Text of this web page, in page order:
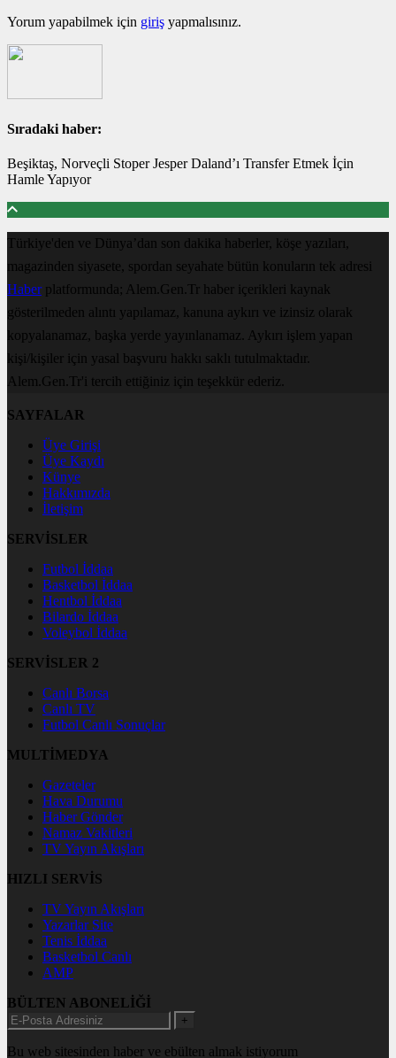
Yorum yapabilmek için giriş yapmalısınız.
Sıradaki haber:
Beşiktaş, Norveçli Stoper Jesper Daland’ı Transfer Etmek İçin
Hamle Yapıyor
Türkiye'den ve Dünya’dan son dakika haberler, köşe yazıları,
magazinden siyasete, spordan seyahate bütün konuların tek adresi
Haberplatformunda; Alem.Gen.Tr haber içerikleri kaynak
gösterilmeden alıntı yapılamaz, kanuna aykırı ve izinsiz olarak
kopyalanamaz, başka yerde yayınlanamaz. Aykırı işlem yapan
kişi/kişiler için yasal başvuru hakkı saklı tutulmaktadır.
Alem.Gen.Tr'i tercih ettiğiniz için teşekkür ederiz.
SAYFALAR
Üye Girişi
Üye Kaydı
Künye
Hakkımızda
İletişim
SERVİSLER
Futbol İddaa
Basketbol İddaa
Hentbol İddaa
Bilardo İddaa
Voleybol İddaa
SERVİSLER 2
Canlı Borsa
Canlı TV
Futbol Canlı Sonuçlar
MULTİMEDYA
Gazeteler
Hava Durumu
Haber Gönder
Namaz Vakitleri
TV Yayın Akışları
HIZLI SERVİS
TV Yayın Akışları
Yazarlar Site
Tenis İddaa
Basketbol Canlı
AMP
BÜLTEN ABONELİĞİ
+
Bu web sitesinden haber ve ebülten almak istiyorum